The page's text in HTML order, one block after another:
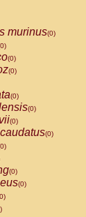
murinus(0)
(0)
(0)
(0)
(0)
(0)
(0)
(0)
(0)